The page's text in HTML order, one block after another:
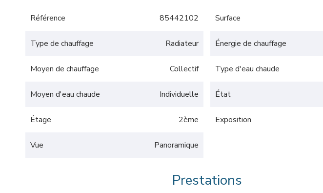
Référence 85442102 Surface
Type de chauffage Radiateur Énergie de chauffage
Moyen de chauffage Collectif Type d'eau chaude
Moyen d'eau chaude Individuelle État
Étage 2ème Exposition
Vue Panoramique
Prestations